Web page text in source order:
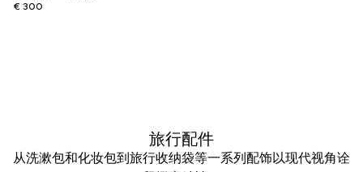
€ 300
旅行配件
从洗漱包和化妆包到旅行收纳袋等一系列配饰以现代视角诠